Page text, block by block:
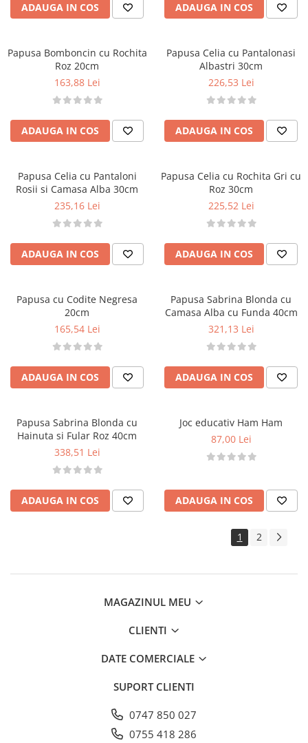
ADAUGA IN COS ADAUGA IN COS
Papusa Bomboncin cu Rochita
Roz 20cm
163,88 Lei
ADAUGA IN COS
Papusa Celia cu Pantalonasi
Albastri 30cm
226,53 Lei
ADAUGA IN COS
Papusa Celia cu Pantaloni
Rosii si Camasa Alba 30cm
235,16 Lei
ADAUGA IN COS
Papusa Celia cu Rochita Gri cu
Roz 30cm
225,52 Lei
ADAUGA IN COS
Papusa cu Codite Negresa
20cm
165,54 Lei
ADAUGA IN COS
Papusa Sabrina Blonda cu
Camasa Alba cu Funda 40cm
321,13 Lei
ADAUGA IN COS
Papusa Sabrina Blonda cu
Hainuta si Fular Roz 40cm
338,51 Lei
ADAUGA IN COS
Joc educativ Ham Ham
87,00 Lei
ADAUGA IN COS
1 2
MAGAZINUL MEU
CLIENTI
DATE COMERCIALE
SUPORT CLIENTI
0747 850 027
0755 418 286